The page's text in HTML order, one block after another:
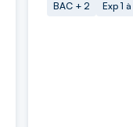
BAC + 2
Exp 1